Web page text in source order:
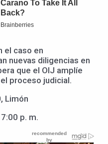
el caso en
nuevas diligencias en
que el OIJ amplíe
proceso judicial.
Limón
p. m.